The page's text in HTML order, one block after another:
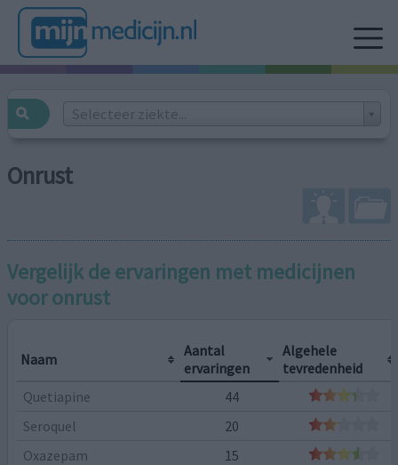
Selecteer ziekte...
Onrust
Vergelijk de ervaringen met medicijnen
vooronrust
Naam
Aantal
ervaringen
Algehele
tevredenheid
Quetiapine
44
Seroquel
20
Oxazepam
15